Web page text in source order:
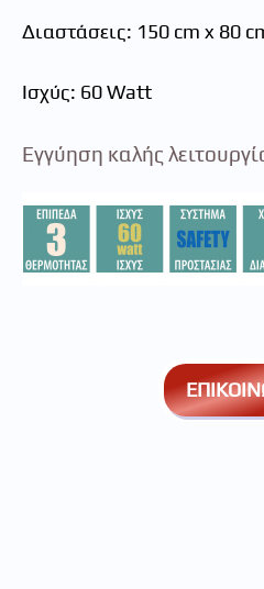
Διαστάσεις: 150 cm x 80
Ισχύς: 60 Watt
Εγγύηση καλής